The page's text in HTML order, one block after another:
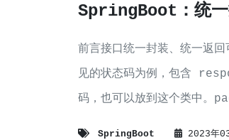
SpringBoot：统一
前言接口统一封装、统一返
见的状态码为例，包含
码，也可以放到这个类
SpringBoot 2023年